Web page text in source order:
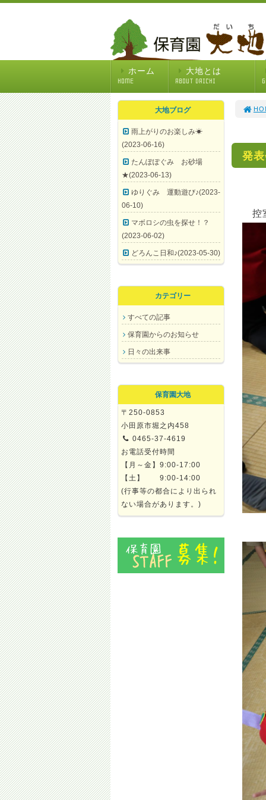
ホーム
HOME
大地とは
ABOUT DAICHI
発
控
大地ブログ
雨上がりのお楽しみ☀
(2023-06-16)
たんぽぽぐみ お砂場
★(2023-06-13)
ゆりぐみ 運動遊び♪(2023-
06-10)
マボロシの虫を探せ！？
(2023-06-02)
どろんこ日和♪(2023-05-30)
カテゴリー
すべての記事
保育園からのお知らせ
日々の出来事
保育園大地
〒250-0853
小田原市堀之内458
0465-37-4619
お電話受付時間
【月～金】9:00-17:00
【土】 9:00-14:00
(行事等の都合により出られ
ない場合があります。)